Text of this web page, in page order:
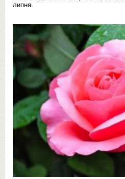
липня.